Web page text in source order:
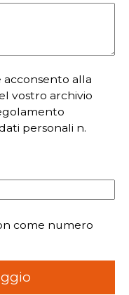
acconsento alla
vostro archivio
personali n.
come numero